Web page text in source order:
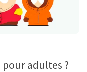
pour adultes ?